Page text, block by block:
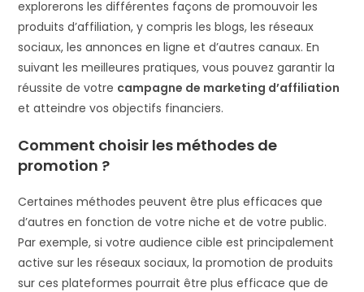
explorerons les différentes façons de promouvoir les
produits d’affiliation, y compris les blogs, les réseaux
sociaux, les annonces en ligne et d’autres canaux. En
suivant les meilleures pratiques, vous pouvez garantir la
réussite de votre campagne de marketing d’affiliation
et atteindre vos objectifs financiers.
Comment choisir les méthodes de
promotion ?
Certaines méthodes peuvent être plus efficaces que
d’autres en fonction de votre niche et de votre public.
Par exemple, si votre audience cible est principalement
active sur les réseaux sociaux, la promotion de produits
sur ces plateformes pourrait être plus efficace que de